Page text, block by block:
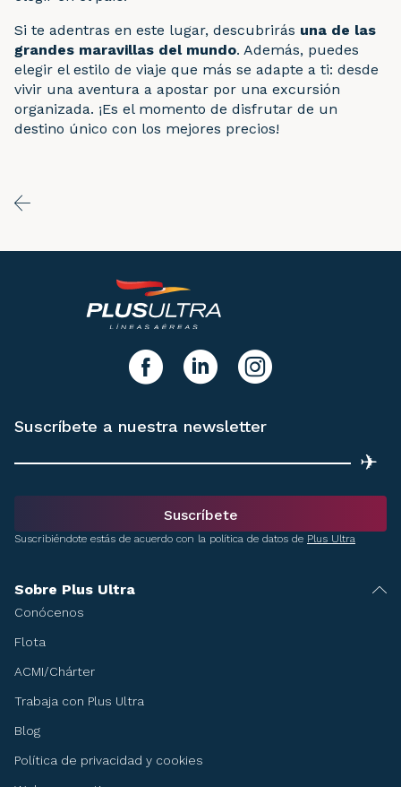
Si te adentras en este lugar, descubrirás una de las
grandes maravillas del mundo. Además, puedes
elegir el estilo de viaje que más se adapte a ti: desde
vivir una aventura a apostar por una excursión
organizada. ¡Es el momento de disfrutar de un
destino único con los mejores precios!
Sobre Plus Ultra
Conócenos
Flota
ACMI/Chárter
Trabaja con Plus Ultra
Blog
Política de privacidad y cookies
facebooklinkedIn instagram
Suscríbete a nuestra newsletter
✈
Suscríbete
Suscribiéndote estás de acuerdo con la política de datos de Plus Ultra